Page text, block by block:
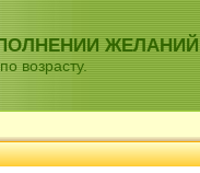
ЖЕЛАНИЙ
возрасту.